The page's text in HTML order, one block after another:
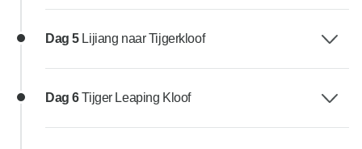
Dag 5 Lijiang naar Tijgerkloof
Dag 6Tijger Leaping Kloof